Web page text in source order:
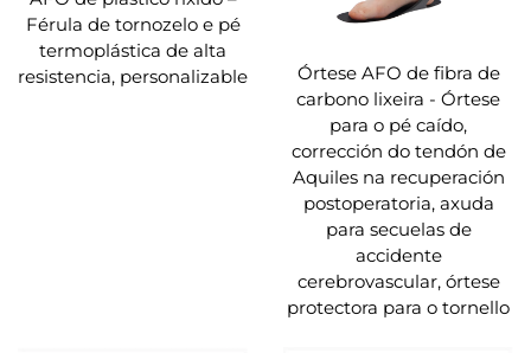
Férula de tornozelo e pé
termoplástica de alta
resistencia, personalizable
Órtese AFO de fibra de
carbono lixeira - Órtese
para o pé caído,
corrección do tendón de
Aquiles na recuperación
postoperatoria, axuda
para secuelas de
accidente
cerebrovascular, órtese
protectora para o tornello